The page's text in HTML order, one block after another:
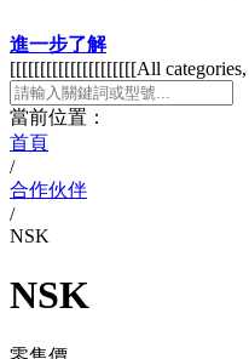
進一步了解
[[[[[[[[[[[[[[[[[[[[[All
當前位置：
首頁
/
合作伙伴
/
NSK
NSK